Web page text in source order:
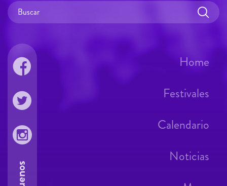
Home
Festivales
Calendario
Noticias